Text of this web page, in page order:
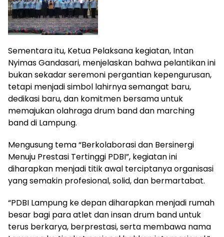
Sementara itu, Ketua Pelaksana kegiatan, Intan
Nyimas Gandasari, menjelaskan bahwa pelantikan ini
bukan sekadar seremoni pergantian kepengurusan,
tetapi menjadi simbol lahirnya semangat baru,
dedikasi baru, dan komitmen bersama untuk
memajukan olahraga drum band dan marching
band di Lampung.
Mengusung tema “Berkolaborasi dan Bersinergi
Menuju Prestasi Tertinggi PDBI”, kegiatan ini
diharapkan menjadi titik awal terciptanya organisasi
yang semakin profesional, solid, dan bermartabat.
“PDBI Lampung ke depan diharapkan menjadi rumah
besar bagi para atlet dan insan drum band untuk
terus berkarya, berprestasi, serta membawa nama